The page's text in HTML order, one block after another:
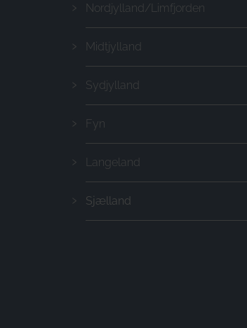
Nordjylland/Limfjorden
Midtjylland
Sydjylland
Fyn
Langeland
Sjælland